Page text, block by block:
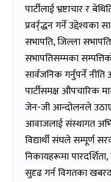
पार्टीलाई भ्रष्टाचार र
प्रवर्र्द्धन गर्ने उद्देश्यका
सभापति, जिल्ला
सभापतिसम्मका
सार्वजनिक गर्नुपर्ने
पार्टीसमक्ष औपचारिक
जेन-जी आन्दोलनले
आवाजलाई संस्थागत
विद्यार्थी संघले सम्पूर्ण
निकायहरूमा
सुदृढ गर्न विगतका